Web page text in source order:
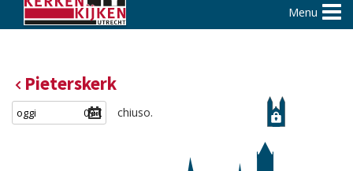
Menu
Pieterskerk
chiuso.